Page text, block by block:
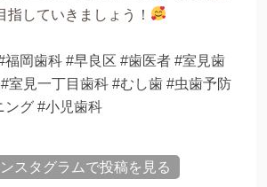
指していきましょう！
福岡歯科 #早良区 #歯医者 #室見歯
#室見一丁目歯科 #むし歯 #虫歯予防
ング #小児歯科
スタグラムで投稿を見る